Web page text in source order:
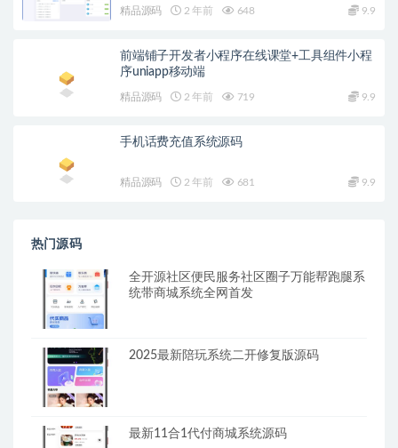
精品源码 2 年前 648 9.9
前端铺子开发者小程序在线课堂+工具组件小程
序uniapp移动端
精品源码 2 年前 719 9.9
手机话费充值系统源码
精品源码 2 年前 681 9.9
热门源码
全开源社区便民服务社区圈子万能帮跑腿系
统带商城系统全网首发
2025最新陪玩系统二开修复版源码
最新11合1代付商城系统源码